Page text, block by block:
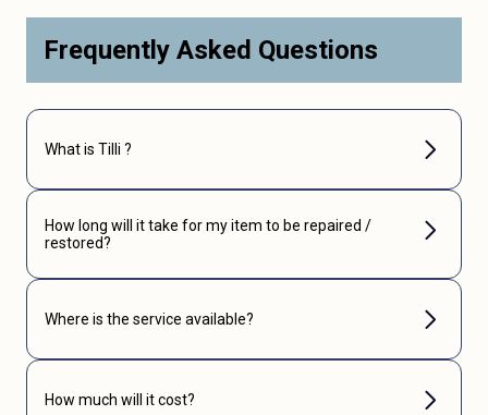
Frequently Asked Questions
What is Tilli ?
How long will it take for my item to be repaired /
restored?
Where is the service available?
How much will it cost?